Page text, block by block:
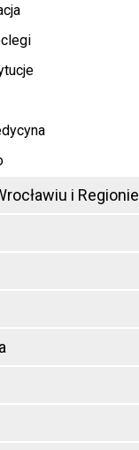
i Regionie